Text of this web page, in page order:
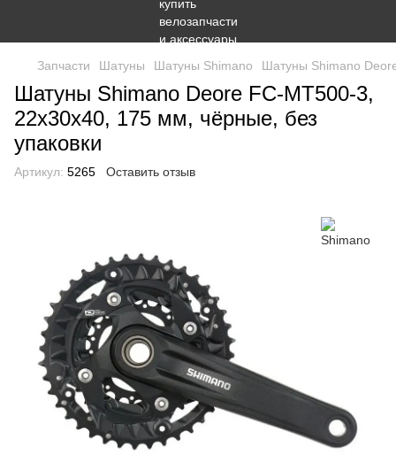
Запчасти Шатуны Шатуны Shimano Шатуны Shimano
Шатуны Shimano Deore FC-MT500-3,
22x30x40, 175 мм, чёрные, без
упаковки
Артикул: 5265 Оставить отзыв